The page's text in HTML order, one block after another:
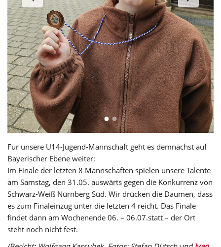
Für unsere U14-Jugend-Mannschaft geht es demnächst auf
Bayerischer Ebene weiter:
Im Finale der letzten 8 Mannschaften spielen unsere Talente
am Samstag, den 31.05. auswärts gegen die Konkurrenz von
Schwarz-Weiß Nürnberg Süd. Wir drücken die Daumen, dass
es zum Finaleinzug unter die letzten 4 reicht. Das Finale
findet dann am Wochenende 06. – 06.07.statt – der Ort
steht noch nicht fest.